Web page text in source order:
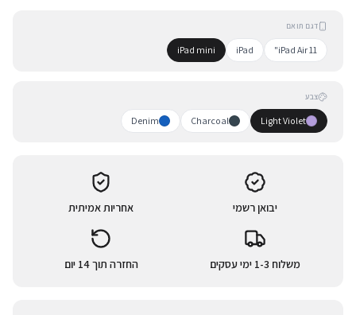
דגם תואם
iPad Air 11"
iPad
iPad mini
צבע
Light Violet
Charcoal
Denim
יבואן רשמי אחריות אמיתית
משלוח 1-3 ימי עסקים החזרה תוך 14 יום